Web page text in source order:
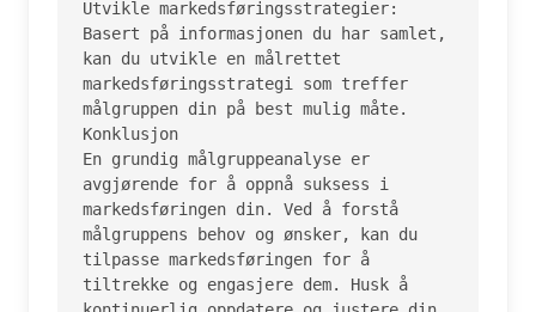
Utvikle markedsføringsstrategier:
Basert på informasjonen du har samlet,
kan du utvikle en målrettet
markedsføringsstrategi som treffer
målgruppen din på best mulig måte.
Konklusjon
En grundig målgruppeanalyse er
avgjørende for å oppnå suksess i
markedsføringen din. Ved å forstå
målgruppens behov og ønsker, kan du
tilpasse markedsføringen for å
tiltrekke og engasjere dem. Husk å